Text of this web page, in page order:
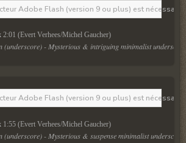
Adobe Flash (version 9 ou plus) est
2:01 (Evert Verhees/Michel Gaucher)
(underscore) - Mysterious & intriguing minimalist
Adobe Flash (version 9 ou plus) est
1:55 (Evert Verhees/Michel Gaucher)
(underscore) - Mysterious & suspense minimalist